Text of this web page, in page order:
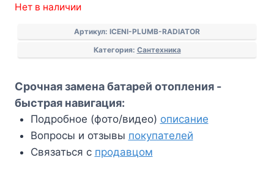
Нет в наличии
Артикул: ICENI-PLUMB-RADIATOR
Категория: Сантехника
Срочная замена батарей отопления -
быстрая навигация:
Подробное (фото/видео) описание
Вопросы и отзывы покупателей
Связаться с продавцом